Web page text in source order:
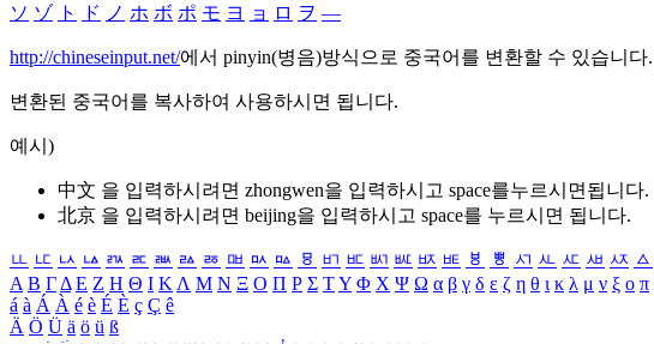
ソ ゾ ト ド ノ ホ ボ ポ モ ヨ ョ ロ ヲ ―
http://chineseinput.net/에서 pinyin(병음)방식으로 중국어를 변환할 수 있습니다.
변환된 중국어를 복사하여 사용하시면 됩니다.
예시)
中文 을 입력하시려면 zhongwen을 입력하시고 space를누르시면됩니다.
北京 을 입력하시려면 beijing을 입력하시고 space를 누르시면 됩니다.
ㅥ ㅦ ㅧ ㅨ ㅩ ㅪ ㅫ ㅬ ㅭ ㅮ ㅯ ㅰ ㅱ ㅲ ㅳ ㅴ ㅵ ㅶ ㅷ ㅸ ㅹ ㅺ ㅻ ㅼ ㅽ ㅾ ㅿ
Α Β ΓΔ Ε Ζ Η Θ Ι ΚΛ Μ Ν Ξ Ο Π Ρ Σ ΤΥ Φ Χ Ψ Ω α β γ δ ε ζ η θ ι κ λ μ ν ξ ο π
á à Á À é è É È ç Ç ê
Ä Ö Ü ä ö ü ß